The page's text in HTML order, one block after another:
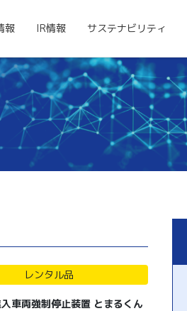
報 IR情報 サステナビリティ
レンタル品
車両強制停止装置 とまるくん